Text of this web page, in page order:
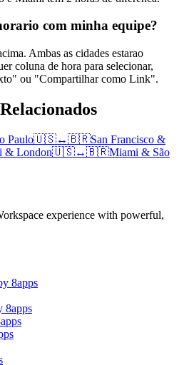
com minha equipe?
Ambas as cidades estarao
coluna de hora para selecionar,
ou "Compartilhar como Link".
Paulo🇺🇸↔🇧🇷San Francisco &
& London🇺🇸↔🇧🇷Miami & São
experience with powerful,
8apps
8apps